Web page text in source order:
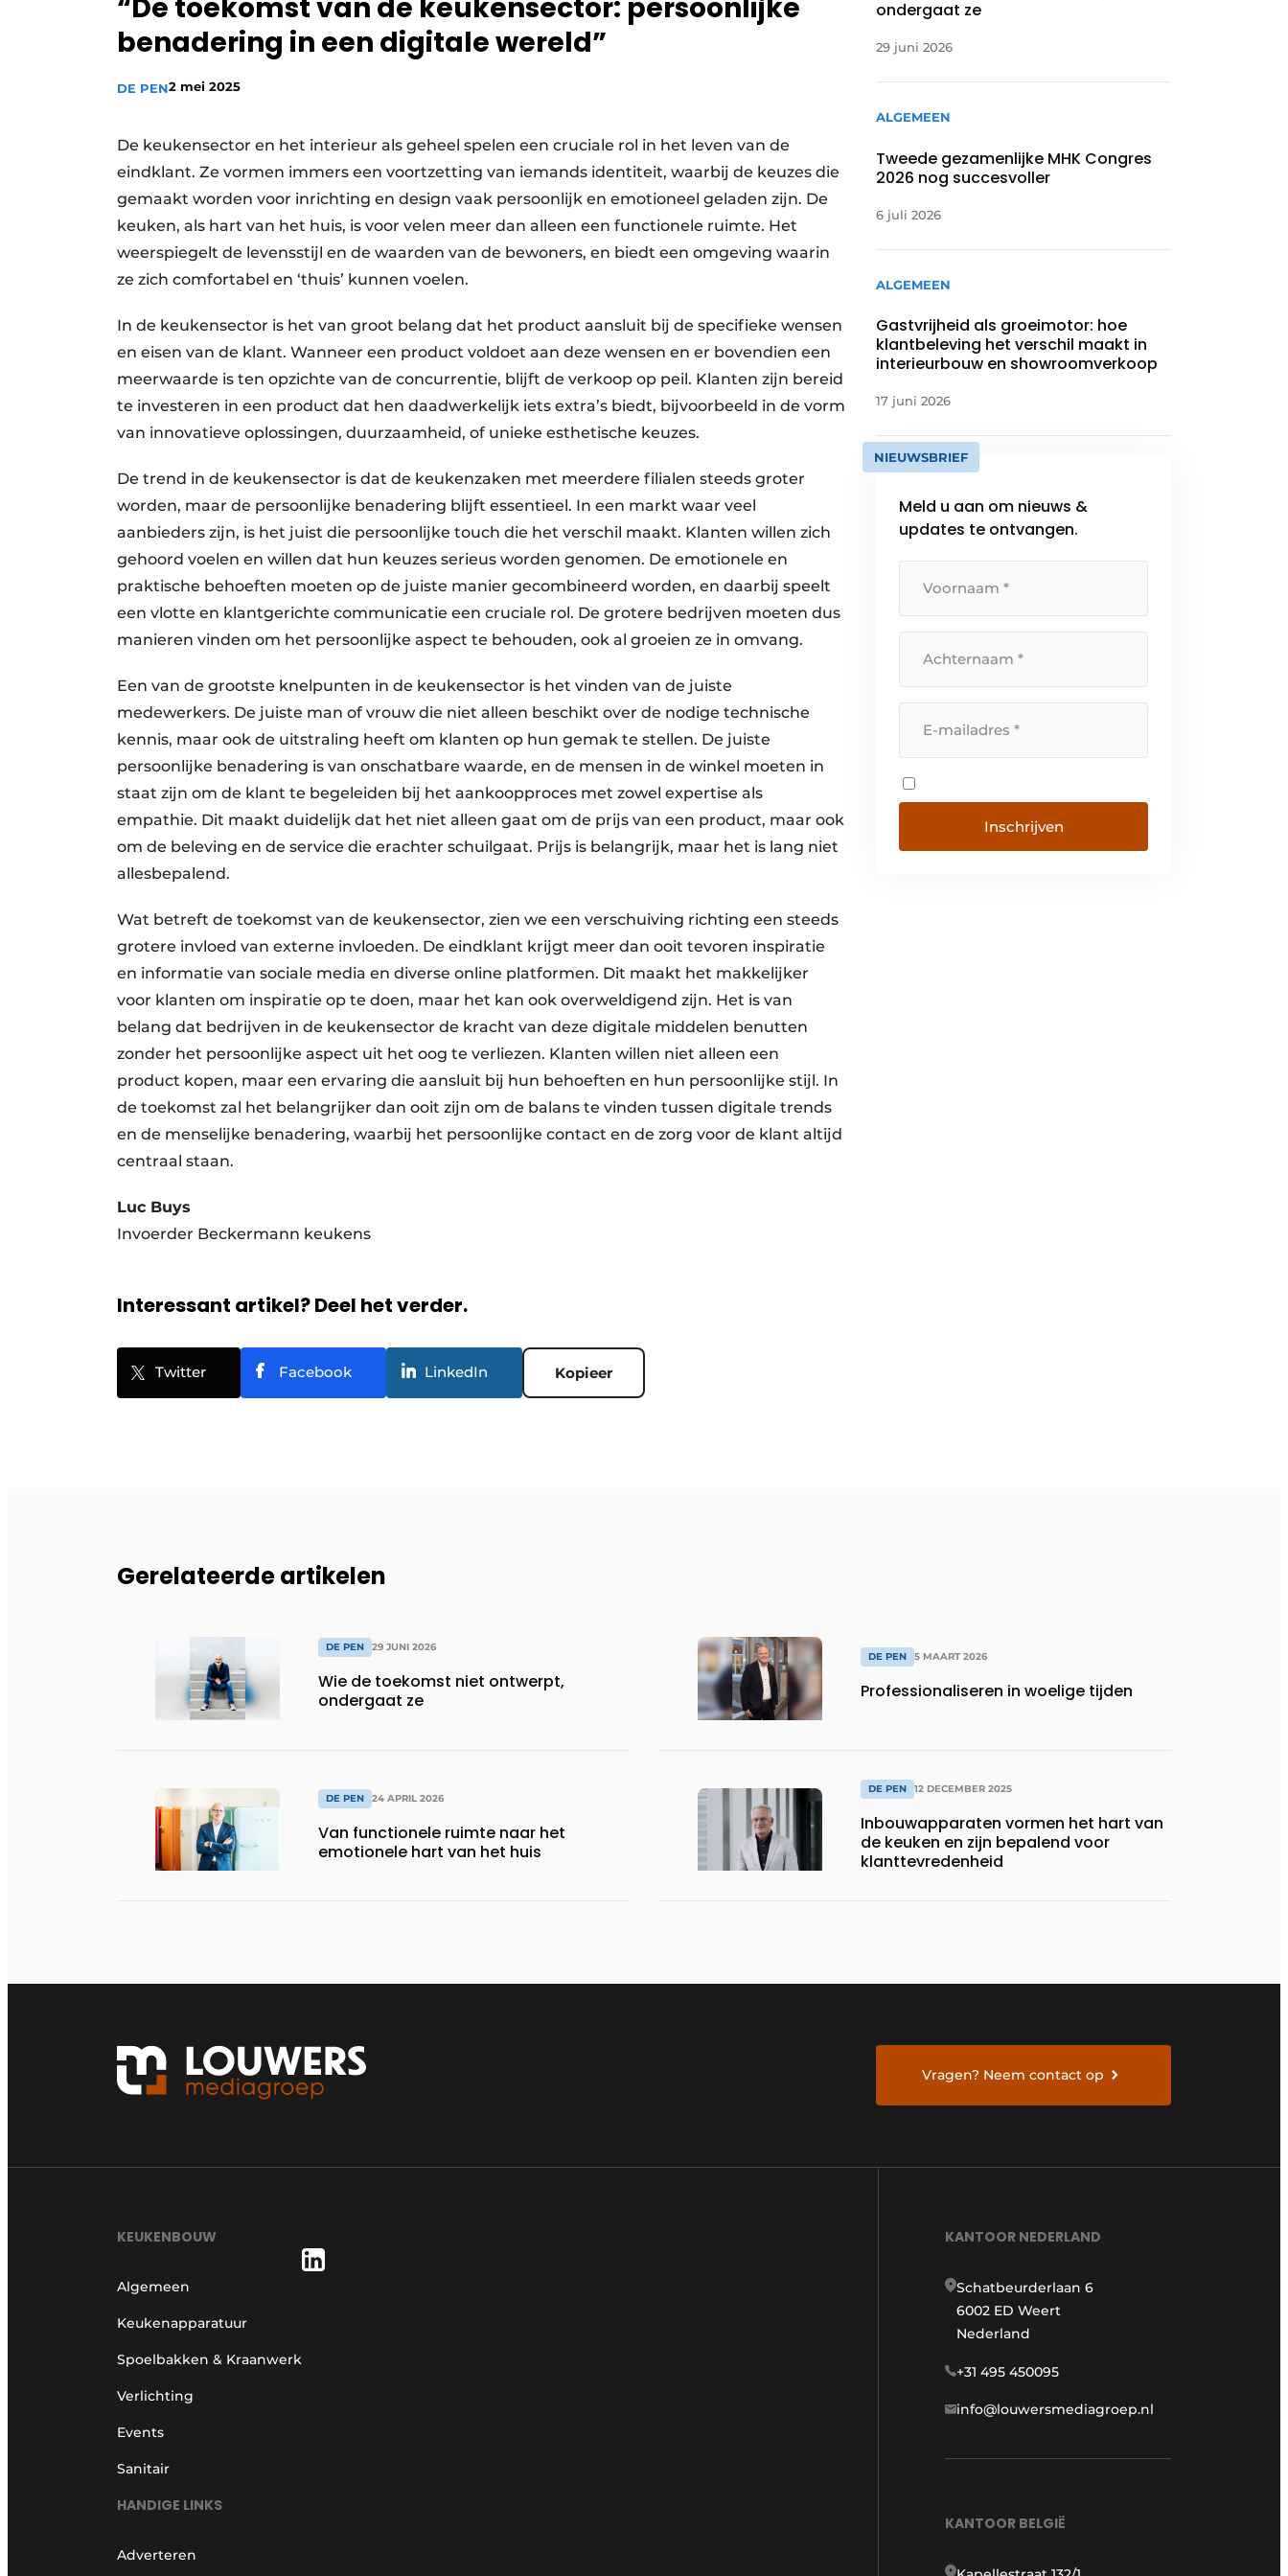
Vacature aanmelden
Video’s
“De toekomst van de keukensector: persoonlijke
benadering in een digitale wereld”
DE PEN2 mei 2025
De keukensector en het interieur als geheel spelen een cruciale rol in het leven van de
eindklant. Ze vormen immers een voortzetting van iemands identiteit, waarbij de keuzes die
gemaakt worden voor inrichting en design vaak persoonlijk en emotioneel geladen zijn. De
keuken, als hart van het huis, is voor velen meer dan alleen een functionele ruimte. Het
weerspiegelt de levensstijl en de waarden van de bewoners, en biedt een omgeving waarin
ze zich comfortabel en ‘thuis’ kunnen voelen.
In de keukensector is het van groot belang dat het product aansluit bij de specifieke wensen
en eisen van de klant. Wanneer een product voldoet aan deze wensen en er bovendien een
meerwaarde is ten opzichte van de concurrentie, blijft de verkoop op peil. Klanten zijn bereid
te investeren in een product dat hen daadwerkelijk iets extra’s biedt, bijvoorbeeld in de vorm
van innovatieve oplossingen, duurzaamheid, of unieke esthetische keuzes.
De trend in de keukensector is dat de keukenzaken met meerdere filialen steeds groter
worden, maar de persoonlijke benadering blijft essentieel. In een markt waar veel
aanbieders zijn, is het juist die persoonlijke touch die het verschil maakt. Klanten willen zich
gehoord voelen en willen dat hun keuzes serieus worden genomen. De emotionele en
praktische behoeften moeten op de juiste manier gecombineerd worden, en daarbij speelt
een vlotte en klant­gerichte communicatie een cruciale rol. De grotere bedrijven moeten dus
manieren vinden om het persoonlijke aspect te behouden, ook al groeien ze in omvang.
Een van de grootste knelpunten in de keukensector is het vinden van de juiste
medewerkers. De juiste man of vrouw die niet alleen beschikt over de nodige technische
kennis, maar ook de uitstraling heeft om klanten op hun gemak te stellen. De juiste
persoonlijke benadering is van onschatbare waarde, en de mensen in de winkel moeten in
staat zijn om de klant te begeleiden bij het aankoopproces met zowel expertise als
empathie. Dit maakt duidelijk dat het niet alleen gaat om de prijs van een product, maar ook
om de beleving en de service die erachter schuilgaat. Prijs is belangrijk, maar het is lang niet
allesbepalend.
Wat betreft de toekomst van de keukensector, zien we een verschuiving richting een steeds
grotere invloed van externe invloeden. De eindklant krijgt meer dan ooit tevoren inspiratie
en informatie van sociale media en diverse online platformen. Dit maakt het makkelijker
voor klanten om inspiratie op te doen, maar het kan ook overweldigend zijn. Het is van
belang dat bedrijven in de keukensector de kracht van deze digitale middelen benutten
zonder het persoonlijke aspect uit het oog te verliezen. Klanten willen niet alleen een
product kopen, maar een ervaring die aansluit bij hun behoeften en hun persoonlijke stijl. In
de toekomst zal het belangrijker dan ooit zijn om de balans te vinden tussen digitale trends
en de menselijke benadering, waarbij het persoonlijke contact en de zorg voor de klant altijd
centraal staan.
Luc Buys
Invoerder Beckermann keukens
Interessant artikel? Deel het verder.
Twitter Facebook LinkedIn Kopieer
ondergaat ze
29 juni 2026
ALGEMEEN
Tweede gezamenlijke MHK Congres
2026 nog succesvoller
6 juli 2026
ALGEMEEN
Gastvrijheid als groeimotor: hoe
klantbeleving het verschil maakt in
interieurbouw en showroomverkoop
17 juni 2026
NIEUWSBRIEF
Meld u aan om nieuws &
updates te ontvangen.
Gerelateerde artikelen
DE PEN 29 JUNI 2026
Wie de toekomst niet ontwerpt,
ondergaat ze
DE PEN 24 APRIL 2026
Van functionele ruimte naar het
emotionele hart van het huis
DE PEN 5 MAART 2026
Professionaliseren in woelige tijden
DE PEN 12 DECEMBER 2025
Inbouwapparaten vormen het hart van
de keuken en zijn bepalend voor
klanttevredenheid
Vragen? Neem contact op
KEUKENBOUW
Algemeen
Keukenapparatuur
Spoelbakken & Kraanwerk
Verlichting
Events
Sanitair
HANDIGE LINKS
Adverteren
KANTOOR NEDERLAND
Schatbeurderlaan 6
6002 ED Weert
Nederland
+31 495 450095
info@louwersmediagroep.nl
KANTOOR BELGIË